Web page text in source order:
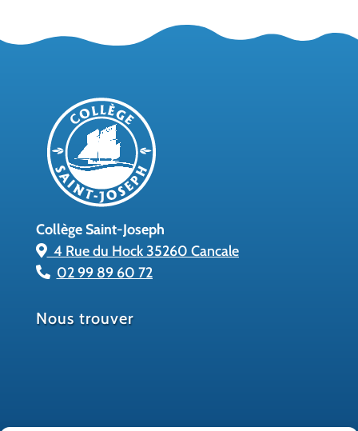
Collège Saint-Joseph
4 Rue du Hock 35260 Cancale
02 99 89 60 72
Nous trouver